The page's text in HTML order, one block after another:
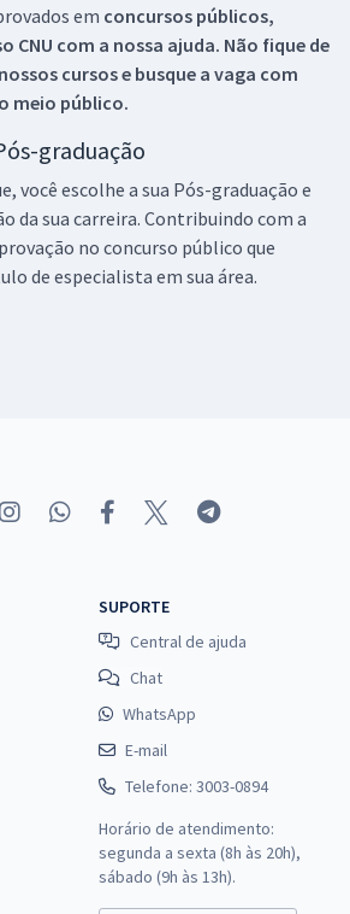
em concursos públicos,
CNU com a nossa ajuda. Não fique de
cursos e busque a vaga com
meio público.
graduação
você escolhe a sua Pós-graduação e
da sua carreira. Contribuindo com a
no concurso público que
de especialista em sua área.
SUPORTE
Central de ajuda
Chat
WhatsApp
E-mail
Telefone: 3003-0894
Horário de atendimento:
segunda a sexta (8h às 20h),
sábado (9h às 13h).